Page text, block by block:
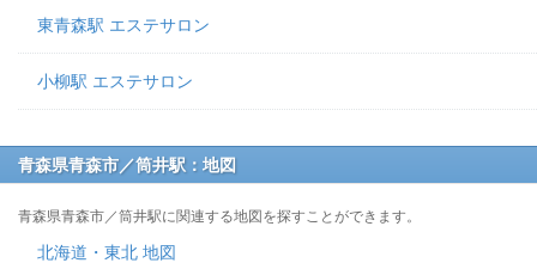
東青森駅 エステサロン
小柳駅 エステサロン
青森県青森市／筒井駅：地図
青森県青森市／筒井駅に関連する地図を探すことができます。
北海道・東北 地図